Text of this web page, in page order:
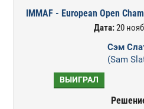
IMMAF - European Open
Дата:20
Сэм
(Sam
ВЫИГРАЛ